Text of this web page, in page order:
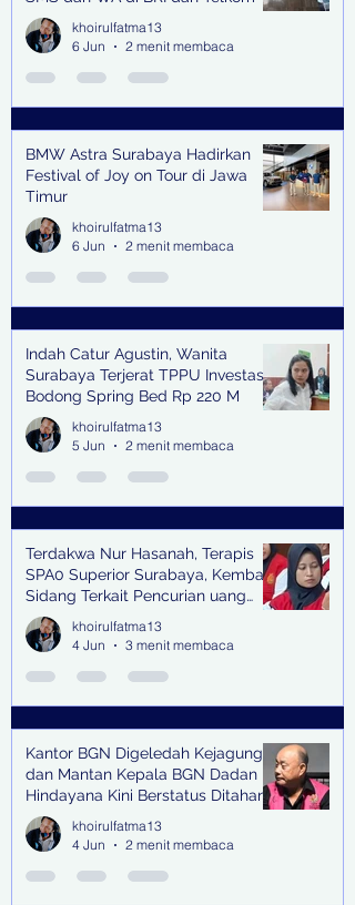
khoirulfatma13
6 Jun
2 menit membaca
BMW Astra Surabaya Hadirkan
Festival of Joy on Tour di Jawa
Timur
khoirulfatma13
6 Jun
2 menit membaca
Indah Catur Agustin, Wanita
Surabaya Terjerat TPPU Investasi
Bodong Spring Bed Rp 220 M
khoirulfatma13
5 Jun
2 menit membaca
Terdakwa Nur Hasanah, Terapis
SPA0 Superior Surabaya, Kembali
Sidang Terkait Pencurian uang
senilai Rp1,285 M di PN Surabaya
khoirulfatma13
4 Jun
3 menit membaca
Kantor BGN Digeledah Kejagung
dan Mantan Kepala BGN Dadan
Hindayana Kini Berstatus Ditahan
khoirulfatma13
4 Jun
2 menit membaca